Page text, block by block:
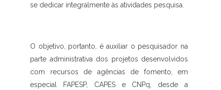
se dedicar integralmente às atividades pesquisa.
O objetivo, portanto, é auxiliar o pesquisador na
parte administrativa dos projetos desenvolvidos
com recursos de agências de fomento, em
especial FAPESP, CAPES e CNPq, desde a